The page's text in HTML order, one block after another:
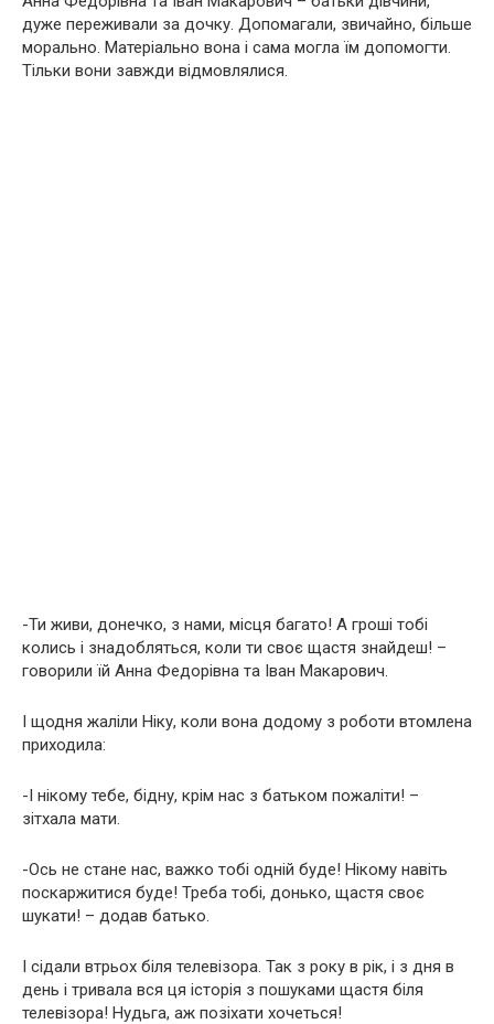
дуже переживали за дочку. Допомагали, звичайно, більше
морально. Матеріально вона і сама могла їм допомогти.
Тільки вони завжди відмовлялися.
-Ти живи, донечко, з нами, місця багато! А гроші тобі
колись і знадобляться, коли ти своє щастя знайдеш! –
говорили їй Анна Федорівна та Іван Макарович.
І щодня жаліли Ніку, коли вона додому з роботи втомлена
приходила:
-І нікому тебе, бідну, крім нас з батьком пожаліти! –
зітхала мати.
-Ось не стане нас, важко тобі одній буде! Нікому навіть
поскаржитися буде! Треба тобі, донько, щастя своє
шукати! – додав батько.
І сідали втрьох біля телевізора. Так з року в рік, і з дня в
день і тривала вся ця історія з пошуками щастя біля
телевізора! Нудьга, аж позіхати хочеться!